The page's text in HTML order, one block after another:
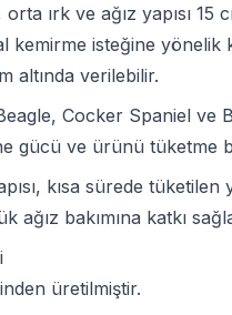
ırk ve ağız yapısı
kemirme isteğine
altında verilebilir.
Cocker Spaniel ve
gücü ve ürünü tüketme
kısa sürede
ağız bakımına katkı
üretilmiştir.